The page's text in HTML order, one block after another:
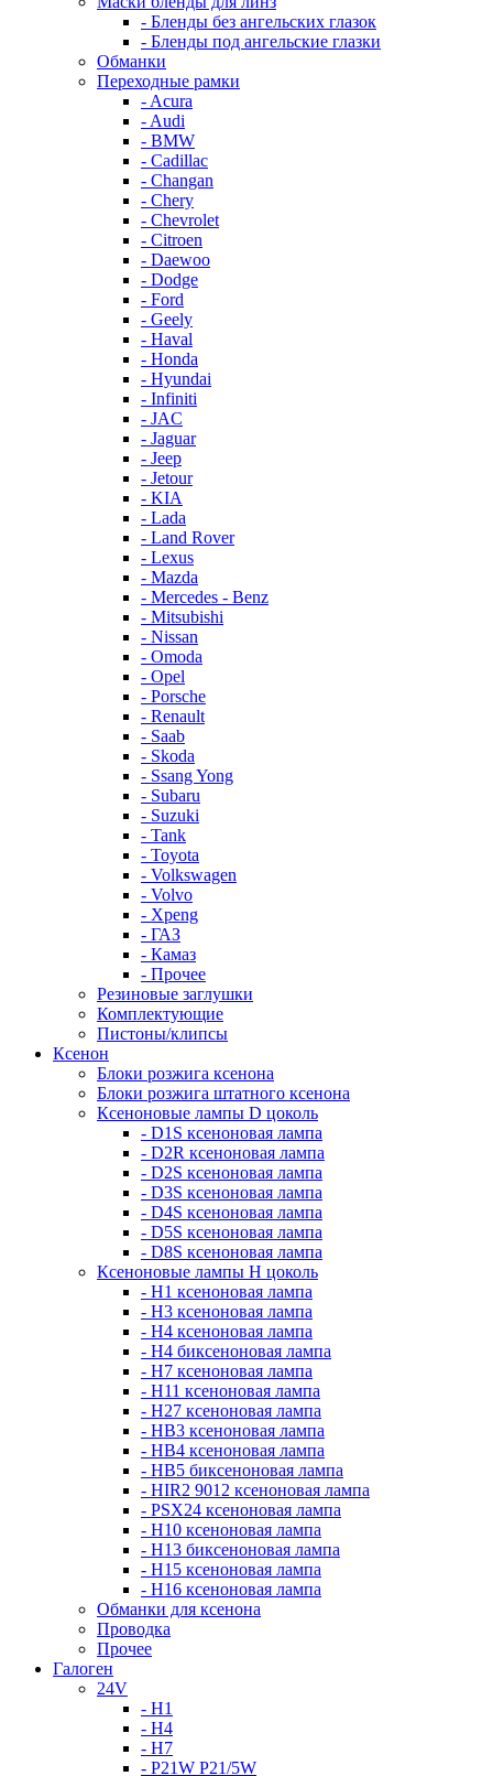
- Бленды без ангельских глазок
- Бленды под ангельские глазки
Обманки
Переходные рамки
- Acura
- Audi
- BMW
- Cadillac
- Changan
- Chery
- Chevrolet
- Citroen
- Daewoo
- Dodge
- Ford
- Geely
- Haval
- Honda
- Hyundai
- Infiniti
- JAC
- Jaguar
- Jeep
- Jetour
- KIA
- Lada
- Land Rover
- Lexus
- Mazda
- Mercedes - Benz
- Mitsubishi
- Nissan
- Omoda
- Opel
- Porsche
- Renault
- Saab
- Skoda
- Ssang Yong
- Subaru
- Suzuki
- Tank
- Toyota
- Volkswagen
- Volvo
- Xpeng
- ГАЗ
- Камаз
- Прочее
Резиновые заглушки
Комплектующие
Пистоны/клипсы
Ксенон
Блоки розжига ксенона
Блоки розжига штатного ксенона
Ксеноновые лампы D цоколь
- D1S ксеноновая лампа
- D2R ксеноновая лампа
- D2S ксеноновая лампа
- D3S ксеноновая лампа
- D4S ксеноновая лампа
- D5S ксеноновая лампа
- D8S ксеноновая лампа
Ксеноновые лампы Н цоколь
- H1 ксеноновая лампа
- H3 ксеноновая лампа
- H4 ксеноновая лампа
- H4 биксеноновая лампа
- H7 ксеноновая лампа
- H11 ксеноновая лампа
- H27 ксеноновая лампа
- HB3 ксеноновая лампа
- HB4 ксеноновая лампа
- HB5 биксеноновая лампа
- HIR2 9012 ксеноновая лампа
- PSX24 ксеноновая лампа
- H10 ксеноновая лампа
- H13 биксеноновая лампа
- H15 ксеноновая лампа
- H16 ксеноновая лампа
Обманки для ксенона
Проводка
Прочее
Галоген
24V
- H1
- H4
- H7
- P21W P21/5W